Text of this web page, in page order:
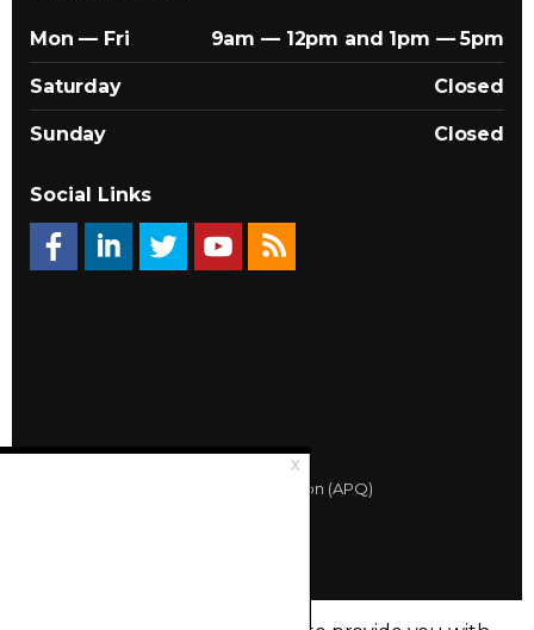
Mon — Fri 9am — 12pm and 1pm — 5pm
Saturday Closed
Sunday Closed
Social Links
© 2026 Québec Landlords Association (APQ)